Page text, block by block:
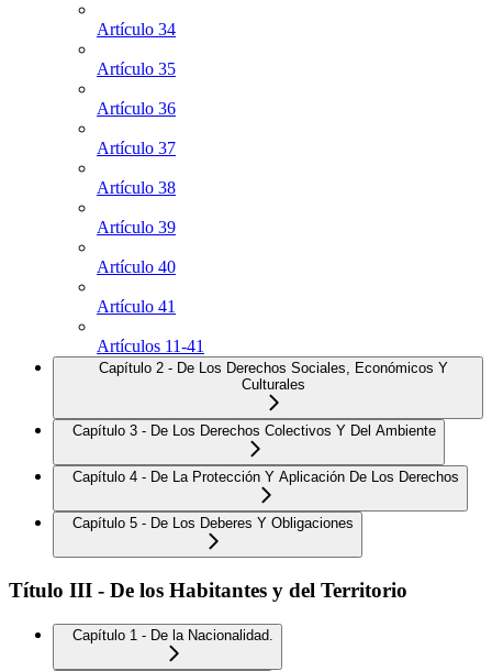
Artículo 34
Artículo 35
Artículo 36
Artículo 37
Artículo 38
Artículo 39
Artículo 40
Artículo 41
Artículos 11-41
Capítulo 2 - De Los Derechos Sociales, Económicos Y
Culturales
Capítulo 3 - De Los Derechos Colectivos Y Del Ambiente
Capítulo 4 - De La Protección Y Aplicación De Los Derechos
Capítulo 5 - De Los Deberes Y Obligaciones
Título III - De los Habitantes y del Territorio
Capítulo 1 - De la Nacionalidad.